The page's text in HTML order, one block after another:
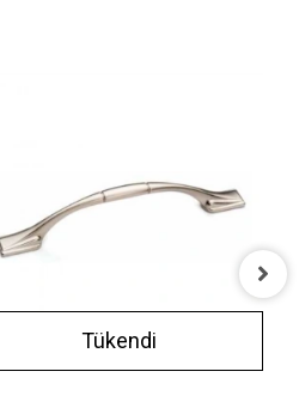
Tükendi